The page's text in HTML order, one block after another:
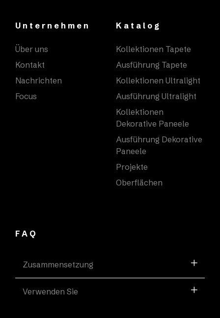
Unternehmen
Über uns
Kontakt
Nachrichten
Focus
Katalog
Kollektionen Tapete
Ausführung Tapete
Kollektionen Ultralight
Ausführung Ultralight
Kollektionen
Dekorative Paneele
Ausführung Dekorative
Paneele
Projekte
Oberflächen
FAQ
Zusammensetzung
Verwenden Sie